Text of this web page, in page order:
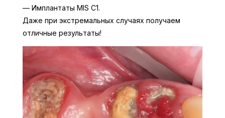
— Имплантаты MIS C1.
Даже при экстремальных случаях получаем
отличные результаты!